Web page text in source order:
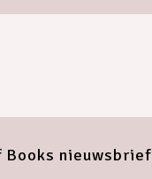
Books nieuwsbrief